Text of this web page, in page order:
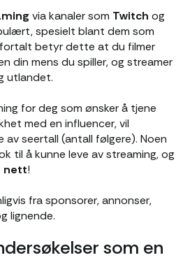
via kanaler som Twitch og
spesielt blant dem som
fortalt betyr dette at du filmer
din mens du spiller, og streamer
utlandet.
for deg som ønsker å tjene
med en influencer, vil
seertall (antall følgere). Noen
til å kunne leve av streaming, og
nett!
fra sponsorer, annonser,
lignende.
som en